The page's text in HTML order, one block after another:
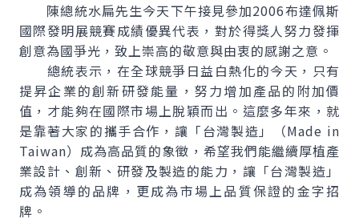
陳總統水扁先生今天下午接見參加2006布達佩斯
國際發明展競賽成績優異代表，對於得獎人努力發揮
創意為國爭光，致上崇高的敬意與由衷的感謝之意。
總統表示，在全球競爭日益白熱化的今天，只有
提昇企業的創新研發能量，努力增加產品的附加價
值，才能夠在國際市場上脫穎而出。這麼多年來，就
是靠著大家的攜手合作，讓「台灣製造」（Made in
Taiwan）成為高品質的象徵，希望我們能繼續厚植產
業設計、創新、研發及製造的能力，讓「台灣製造」
成為領導的品牌，更成為市場上品質保證的金字招
牌。